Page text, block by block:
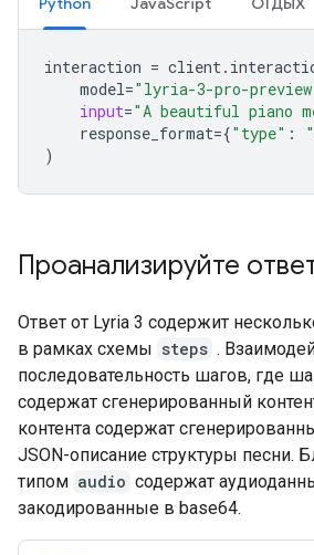
interaction = client.
model="lyria-3-pro-
input="A beautiful piano
response_format={"type" :
)
Проанализируйте
Ответ от Lyria 3 содержит
в рамках схемы steps .
последовательность шагов, где
содержат сгенерированный
контента содержат
JSON-описание структуры песни.
типом audio содержат
закодированные в base64.